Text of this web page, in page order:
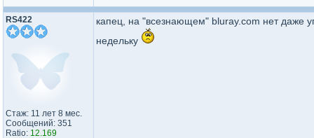
RS422
Стаж: 11 лет 8 мес.
Сообщений: 351
Ratio: 12.169
капец, на "всезнающем" bluray.com нет даже
недельку